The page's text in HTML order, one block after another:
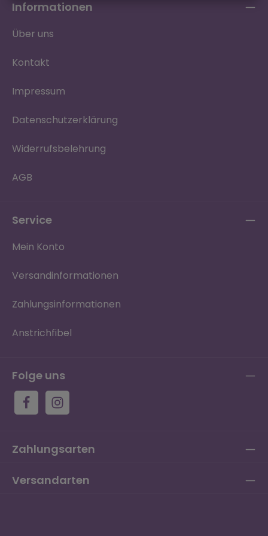
Informationen
Über uns
Kontakt
Impressum
Datenschutzerklärung
Widerrufsbelehrung
AGB
Service
Mein Konto
Versandinformationen
Zahlungsinformationen
Anstrichfibel
Folge uns
Zahlungsarten
Versandarten